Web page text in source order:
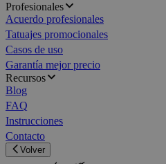
Profesionales
Acuerdo profesionales
Tatuajes promocionales
Casos de uso
Garantía mejor precio
Recursos
Blog
FAQ
Instrucciones
Contacto
Volver